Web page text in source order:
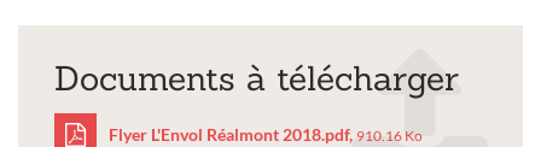
Documents à télécharger
Flyer L'Envol Réalmont 2018.pdf, 910.16 Ko